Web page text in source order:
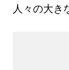
人々の大き